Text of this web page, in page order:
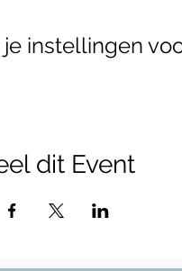
instellingen
dit Event